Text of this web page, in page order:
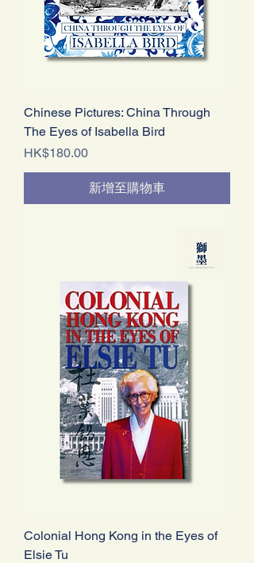
Chinese Pictures: China Through
The Eyes of Isabella Bird
價格
HK$180.00
新增至購物車
Colonial Hong Kong in the Eyes of
Elsie Tu